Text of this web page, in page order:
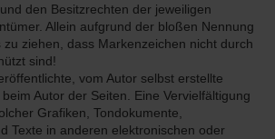
den Besitzrechten der jeweiligen
Allein aufgrund der bloßen Nennung
zu ziehen, dass Markenzeichen nicht durch
sind!
vom Autor selbst erstellte
Autor der Seiten. Eine Vervielfältigung
Grafiken, Tondokumente,
Texte in anderen elektronischen oder